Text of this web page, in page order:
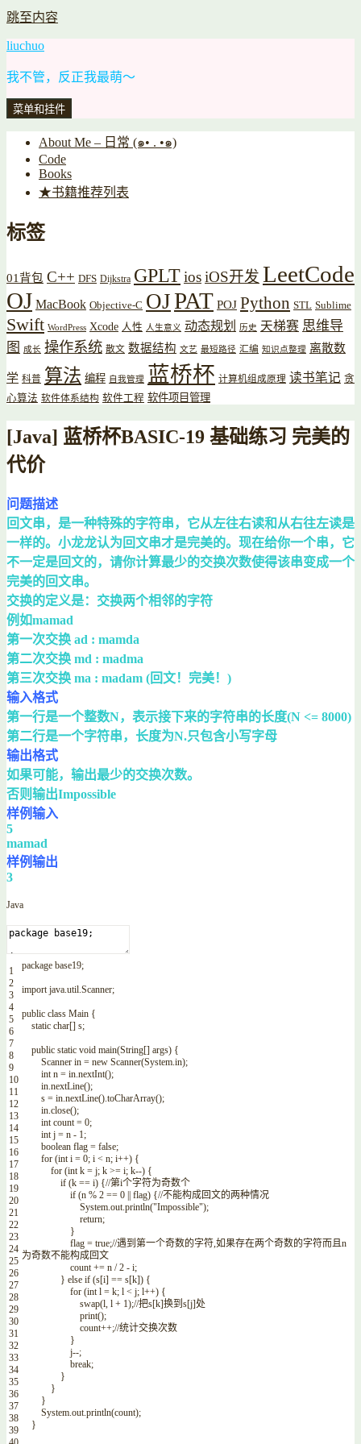
跳至内容
liuchuo
我不管，反正我最萌～
菜单和挂件
About Me – 日常 (๑• . •๑)
Code
Books
★书籍推荐列表
标签
01背包 C++ DFS Dijkstra GPLTiosiOS开发 LeetCode
OJ MacBook Objective-C OJPAT POJ Python STL Sublime
Swift WordPress Xcode 人性 人生意义 动态规划 历史 天梯赛 思维导
图
成长 操作系统 散文 数据结构 文艺 最短路径 汇编 知识点整理 离散数
学 科普 算法 编程 自我管理 蓝桥杯 计算机组成原理 读书笔记 贪
心算法 软件体系结构 软件工程 软件项目管理
[Java] 蓝桥杯BASIC-19 基础练习 完美的
代价
问题描述
回文串，是一种特殊的字符串，它从左往右读和从右往左读是
一样的。小龙龙认为回文串才是完美的。现在给你一个串，它
不一定是回文的，请你计算最少的交换次数使得该串变成一个
完美的回文串。
交换的定义是：交换两个相邻的字符
例如mamad
第一次交换 ad : mamda
第二次交换 md : madma
第三次交换 ma : madam (回文！完美！)
输入格式
第一行是一个整数N，表示接下来的字符串的长度(N <= 8000)
第二行是一个字符串，长度为N.只包含小写字母
输出格式
如果可能，输出最少的交换次数。
否则输出Impossible
样例输入
5
mamad
样例输出
3
Java
1
2
3
4
5
6
7
8
9
10
11
12
13
14
15
16
17
18
19
20
21
22
23
24
25
26
27
28
29
30
31
32
33
34
35
36
37
38
39
package base19;
import java.util.Scanner;
public class Main {
static char[] s;
public static void main(String[] args) {
Scanner in = new Scanner(System.in);
int n = in.nextInt();
in.nextLine();
s = in.nextLine().toCharArray();
in.close();
int count = 0;
int j = n - 1;
boolean flag = false;
for (int i = 0; i < n; i++) {
for (int k = j; k >= i; k--) {
if (k == i) {//第i个字符为奇数个
if (n % 2 == 0 flag) {//不能构成回文的两种情况
System.out.println("Impossible");
return;
}
flag = true;//遇到第一个奇数的字符,如果存在两个奇数的字符而且n
为奇数不能构成回文
count += n / 2 - i;
} else if (s[i] == s[k]) {
for (int l = k; l < j; l++) {
swap(l, l + 1);//把s[k]换到s[j]处
print();
count++;//统计交换次数
}
j--;
break;
}
}
}
System.out.println(count);
}